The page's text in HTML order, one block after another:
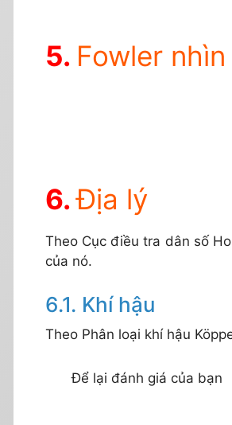
Fowler
Địa lý
Theo Cục điều tra dân số
của nó.
Khí hậu
Theo Phân loại khí hậu
Để lại đánh giá của bạn